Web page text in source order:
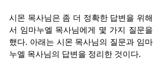
시몬 목사님은 좀 더 정확한 답변을 위해
서 임마누엘 목사님에게 몇 가지 질문을
했다. 아래는 시몬 목사님의 질문과 임마
누엘 목사님의 답변을 정리한 것이다.